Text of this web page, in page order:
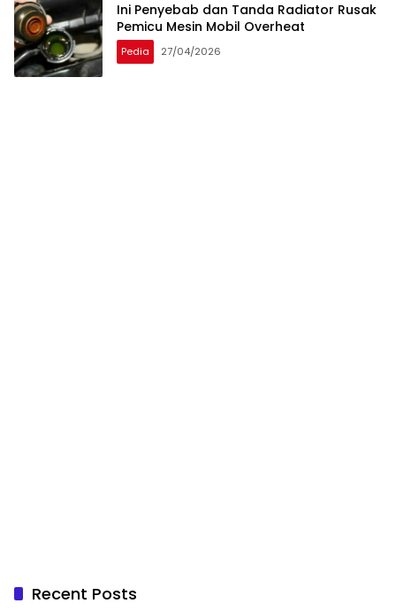
Ini Penyebab dan Tanda Radiator Rusak
Pemicu Mesin Mobil Overheat
Pedia 27/04/2026
Recent Posts